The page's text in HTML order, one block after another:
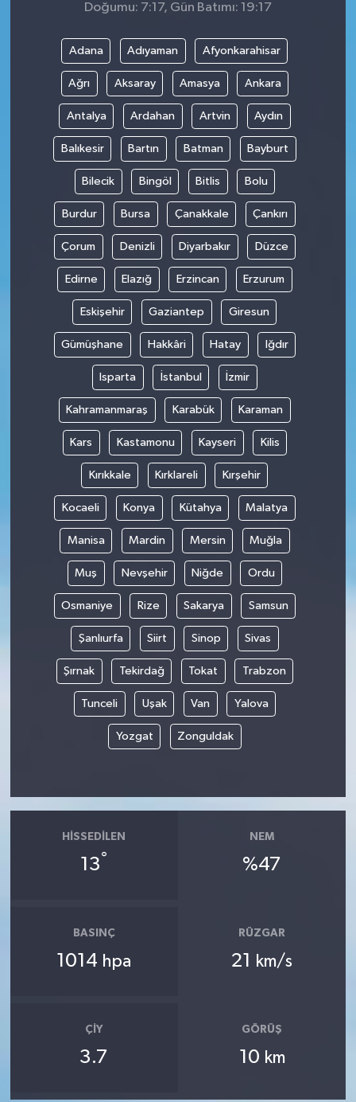
Doğumu: 7:17, Gün Batımı: 19:17
Adana Adıyaman Afyonkarahisar
Ağrı Aksaray Amasya Ankara
Antalya Ardahan Artvin Aydın
Balıkesir Bartın Batman Bayburt
Bilecik Bingöl Bitlis Bolu
Burdur Bursa Çanakkale Çankırı
Çorum Denizli Diyarbakır Düzce
Edirne Elazığ Erzincan Erzurum
Eskişehir Gaziantep Giresun
Gümüşhane Hakkâri Hatay Iğdır
Isparta İstanbul İzmir
Kahramanmaraş Karabük Karaman
Kars Kastamonu Kayseri Kilis
Kırıkkale Kırklareli Kırşehir
Kocaeli Konya Kütahya Malatya
Manisa Mardin Mersin Muğla
Muş Nevşehir Niğde Ordu
Osmaniye Rize Sakarya Samsun
Şanlıurfa Siirt Sinop Sivas
Şırnak Tekirdağ Tokat Trabzon
Tunceli Uşak Van Yalova
Yozgat Zonguldak
HISSEDILEN
13°
NEM
%47
BASINÇ
1014 hpa
RÜZGAR
21 km/s
ÇIY
3.7
GÖRÜŞ
10 km